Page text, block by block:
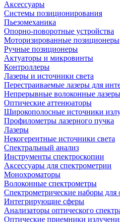
Аксессуары
Системы позиционирования
Пьезомеханика
Опорно-поворотные устройства
Моторизированные позиционеры
Ручные позиционеры
Актуаторы и микровинты
Контроллеры
Лазеры и источники света
Перестраиваемые лазеры для
Непрерывные волоконные лазеры
Оптические аттенюаторы
Широкополосные источники
Профилометры лазерного пучка
Лазеры
Некогерентные источники света
Спектральный анализ
Инструменты спектроскопии
Аксессуары для спектрометрии
Монохроматоры
Волоконные спектрометры
Спектрометрические наборы для
Интегрирующие сферы
Анализаторы оптического
Оптические приемники